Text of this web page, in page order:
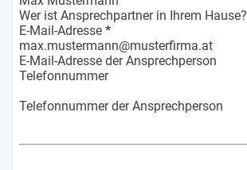
Wer ist Ansprechpartner in Ihrem Hause?
E-Mail-Adresse *
E-Mail-Adresse der Ansprechperson
Telefonnummer
Telefonnummer der Ansprechperson